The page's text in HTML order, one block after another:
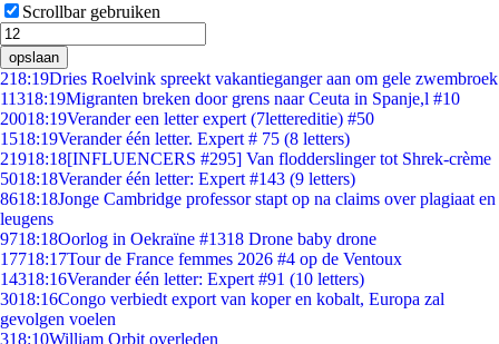
Scrollbar gebruiken
opslaan
218:19Dries Roelvink spreekt vakantieganger aan om gele zwembroek
11318:19Migranten breken door grens naar Ceuta in Spanje,l #10
20018:19Verander een letter expert (7lettereditie) #50
1518:19Verander één letter. Expert # 75 (8 letters)
21918:18[INFLUENCERS #295] Van flodderslinger tot Shrek-crème
5018:18Verander één letter: Expert #143 (9 letters)
8618:18Jonge Cambridge professor stapt op na claims over plagiaat en
leugens
9718:18Oorlog in Oekraïne #1318 Drone baby drone
17718:17Tour de France femmes 2026 #4 op de Ventoux
14318:16Verander één letter: Expert #91 (10 letters)
3018:16Congo verbiedt export van koper en kobalt, Europa zal
gevolgen voelen
318:10William Orbit overleden